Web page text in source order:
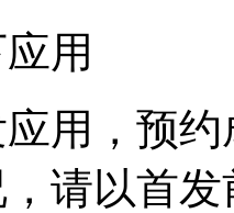
用
用，预
请以首